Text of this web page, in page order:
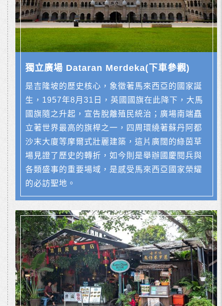
獨立廣場 Dataran Merdeka(下車參觀)
是吉隆坡的歷史核心，象徵著馬來西亞的國家誕
生，1957年8月31日，英國國旗在此降下，大馬
國旗隨之升起，宣告脫離殖民統治；廣場南端矗
立著世界最高的旗桿之一，四周環繞著蘇丹阿都
沙末大廈等摩爾式壯麗建築，這片廣闊的綠茵草
場見證了歷史的轉折，如今則是舉辦國慶閱兵與
各類盛事的重要場域，是感受馬來西亞國家榮耀
的必訪聖地。